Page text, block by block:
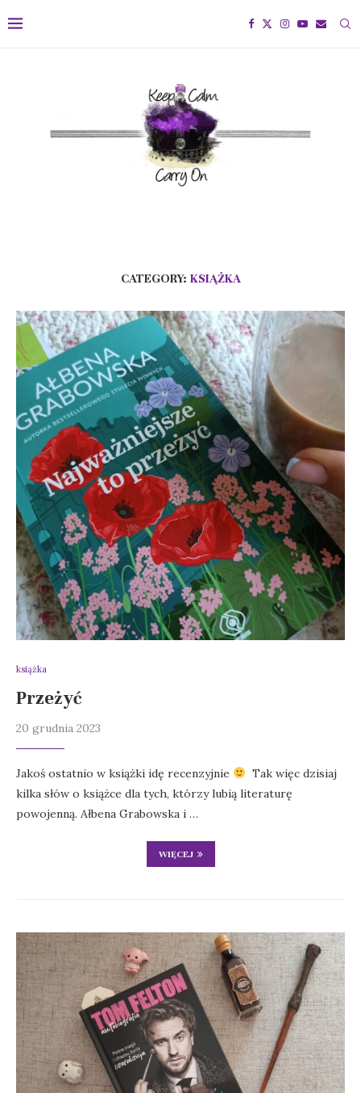
CATEGORY: KSIĄŻKA
książka
Przeżyć
20 grudnia 2023
Jakoś ostatnio w książki idę recenzyjnie
Tak więc dzisiaj
kilka słów o książce dla tych, którzy lubią literaturę
powojenną. Ałbena Grabowska i …
WIĘCEJ